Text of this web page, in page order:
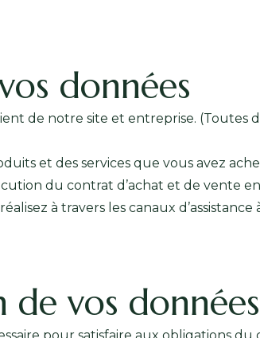
données
de notre site et entreprise. (Toutes
et des services que vous avez
du contrat d’achat et de vente
à travers les canaux
de vos données